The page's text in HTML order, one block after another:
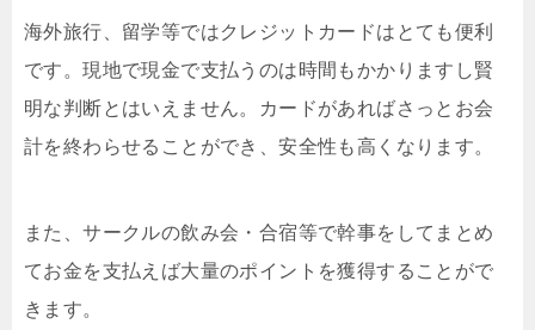
海外旅行、留学等ではクレジットカードはとても便利
です。現地で現金で支払うのは時間もかかりますし賢
明な判断とはいえません。カードがあればさっとお会
計を終わらせることができ、安全性も高くなります。
また、サークルの飲み会・合宿等で幹事をしてまとめ
てお金を支払えば大量のポイントを獲得することがで
きます。